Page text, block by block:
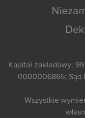
Kapitał zakładowy:
0000006865; Sąd
Wszystkie